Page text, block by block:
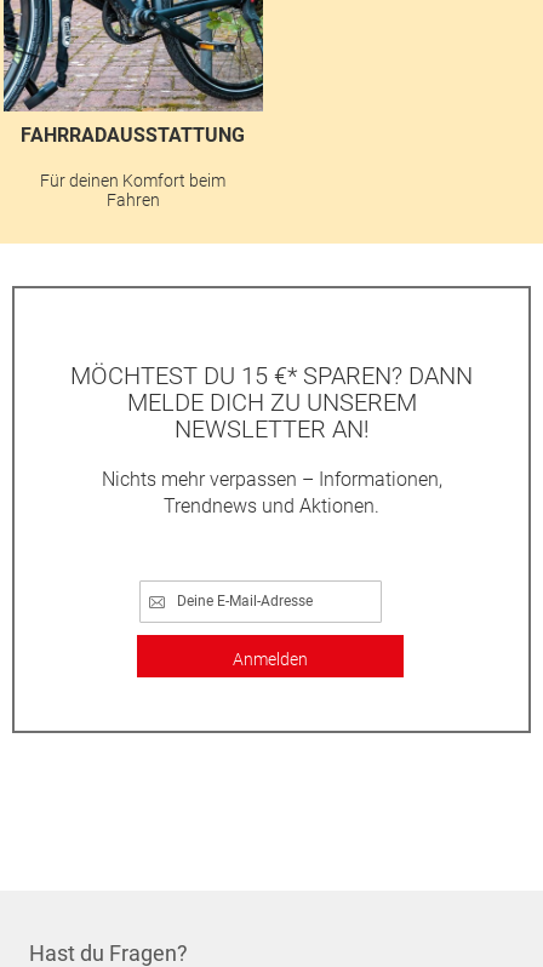
FAHRRADAUSSTATTUNG
Für deinen Komfort beim
Fahren
MÖCHTEST DU 15 €* SPAREN? DANN
MELDE DICH ZU UNSEREM
NEWSLETTER AN!
Nichts mehr verpassen – Informationen,
Trendnews und Aktionen.
Anmelden
Hast du Fragen?